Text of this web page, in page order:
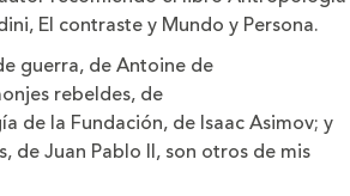
El contraste y Mundo y Persona.
guerra, de Antoine de
rebeldes, de
de la Fundación, de Isaac Asimov; y
de Juan Pablo II, son otros de mis